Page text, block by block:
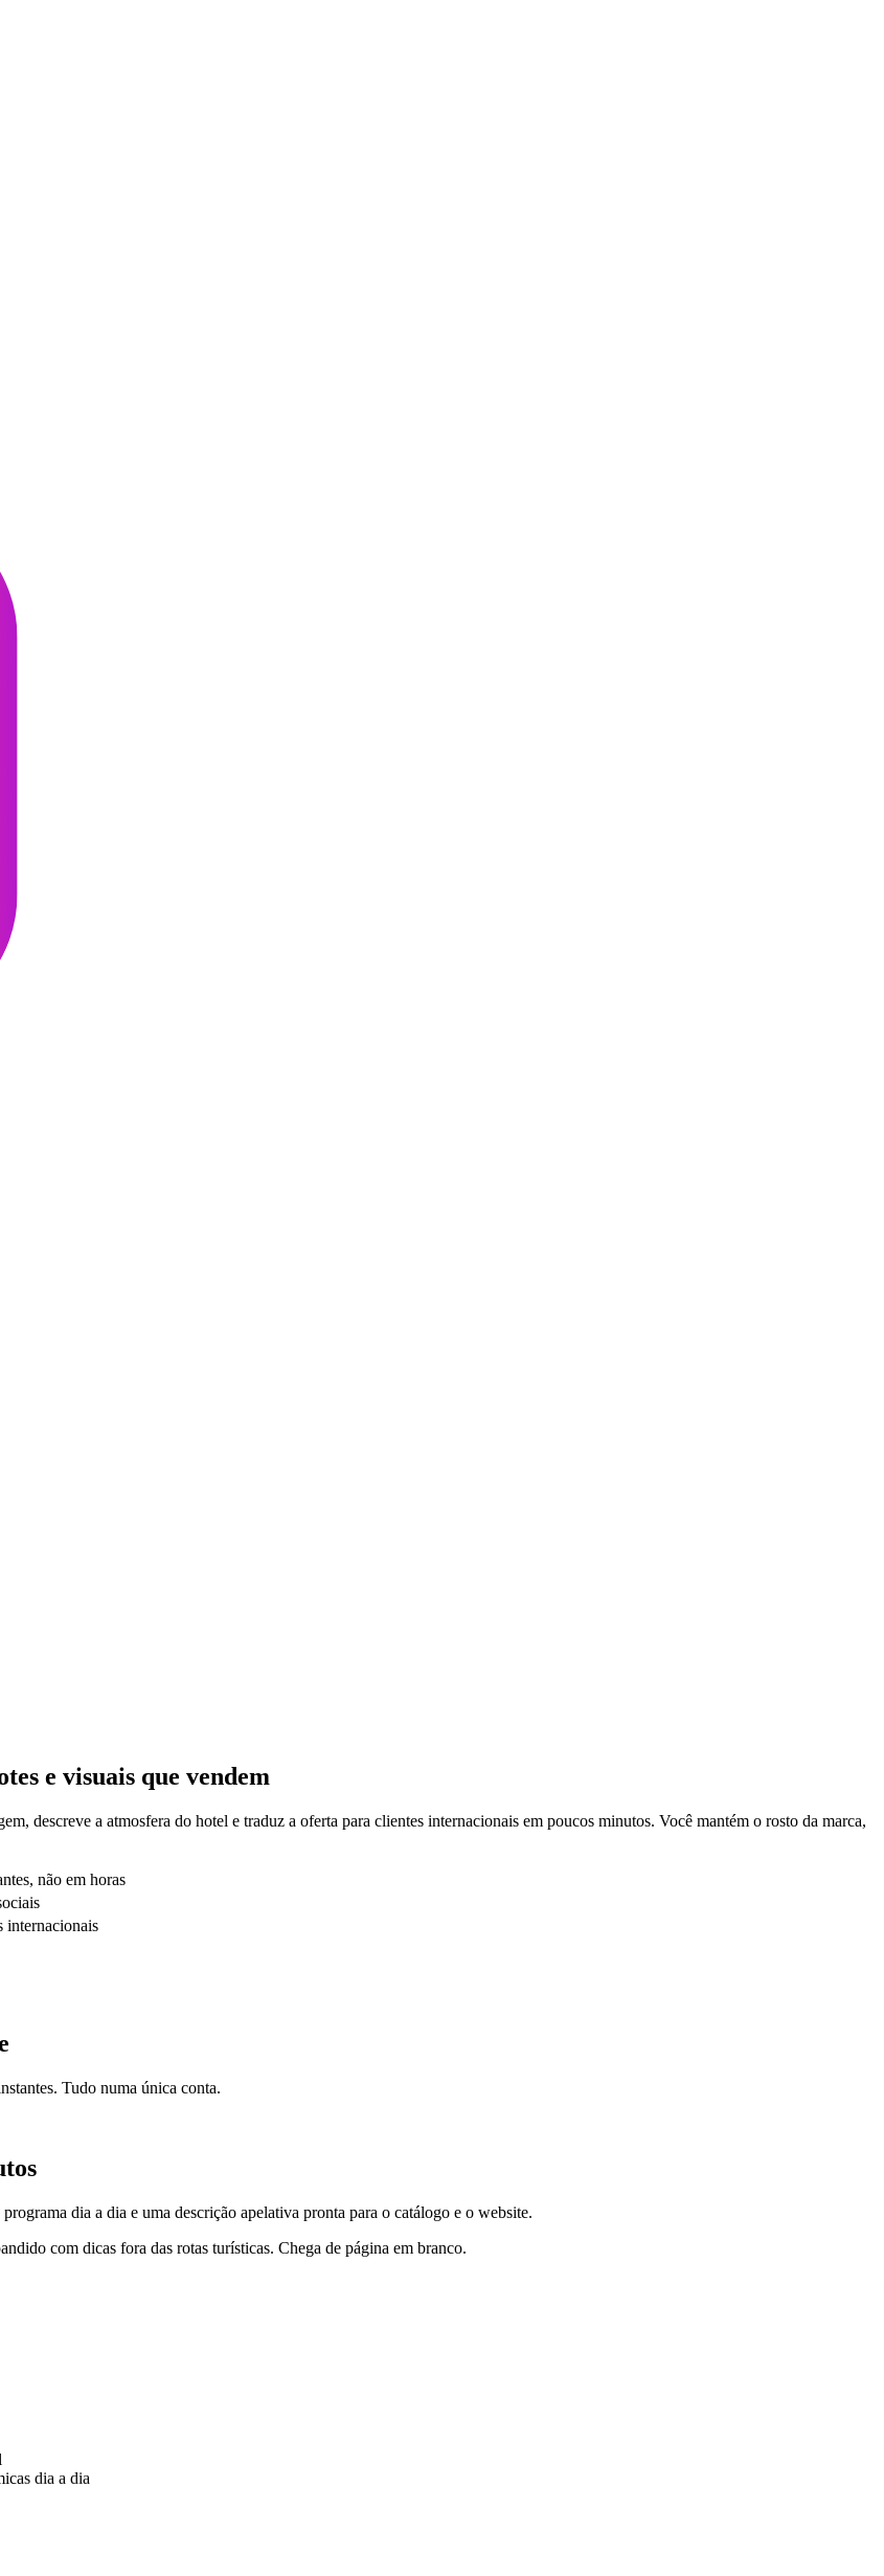
e visuais que vendem
descreve a atmosfera do hotel e traduz a oferta para clientes internacionais em poucos minutos. Você mantém o rosto da marca,
não em horas
internacionais
Tudo numa única conta.
dia a dia e uma descrição apelativa pronta para o catálogo e o website.
com dicas fora das rotas turísticas. Chega de página em branco.
dia a dia